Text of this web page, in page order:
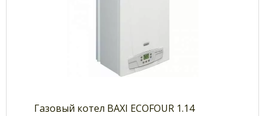
Газовый котел BAXI ECOFOUR 1.14